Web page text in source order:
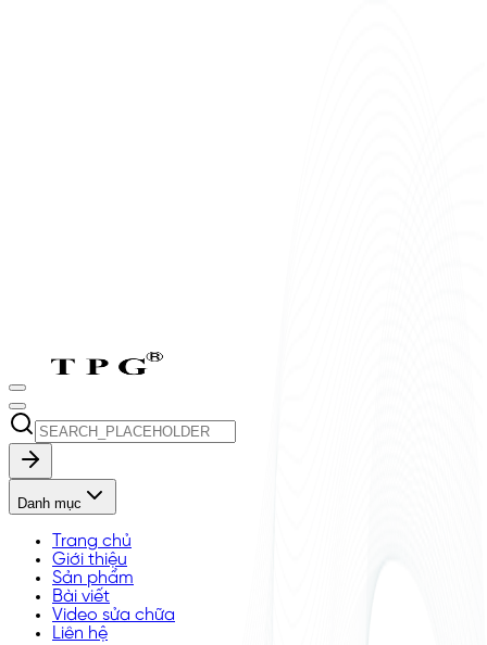
Danh mục
Trang chủ
Giới thiệu
Sản phẩm
Bài viết
Video sửa chữa
Liên hệ